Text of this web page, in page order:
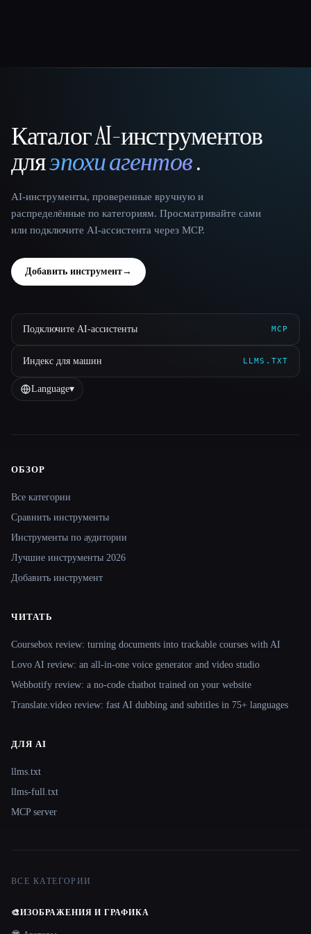
That AI Collection
Каталог AI-инструментов
дляэпохи агентов.
AI-инструменты, проверенные вручную и
распределённые по категориям. Просматривайте сами
или подключите AI-ассистента через MCP.
Добавить инструмент→
Подключите AI-ассистенты MCP
Индекс для машин LLMS.TXT
Language▾
Site navigation
ОБЗОР
Все категории
Сравнить инструменты
Инструменты по аудитории
Лучшие инструменты 2026
Добавить инструмент
ЧИТАТЬ
Coursebox review: turning documents into trackable courses with AI
Lovo AI review: an all-in-one voice generator and video studio
Webbotify review: a no-code chatbot trained on your website
Translate.video review: fast AI dubbing and subtitles in 75+ languages
ДЛЯ AI
llms.txt
llms-full.txt
MCP server
ВСЕ КАТЕГОРИИ
🎨ИЗОБРАЖЕНИЯ И ГРАФИКА